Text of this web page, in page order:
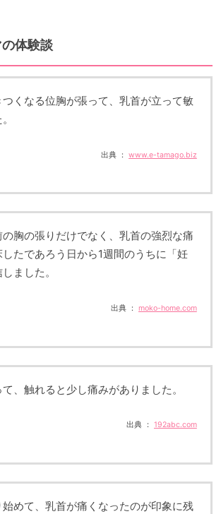
体験談
くなる位胸が張って、乳首が立って敏
出典 ：www.e-tamago.biz
胸の張りだけでなく、乳首の強烈な痛
たであろう日から1週間のうちに「妊
ました。
出典 ：moko-home.com
、触れると少し痛みがありました。
出典 ： 192abc.com
めて、乳首が痛くなったのが印象に残